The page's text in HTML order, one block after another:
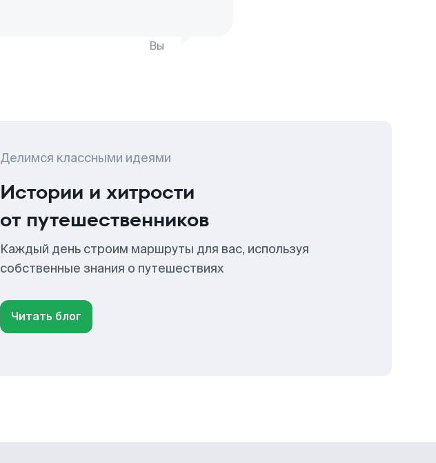
Вы
Делимся классными идеями
Истории и хитрости
от путешественников
Каждый день строим маршруты для вас, используя
собственные знания о путешествиях
Читать блог